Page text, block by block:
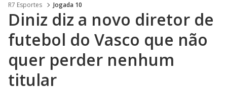
R7 Esportes Jogada 10
Diniz diz a novo diretor de
futebol do Vasco que não
quer perder nenhum
titular